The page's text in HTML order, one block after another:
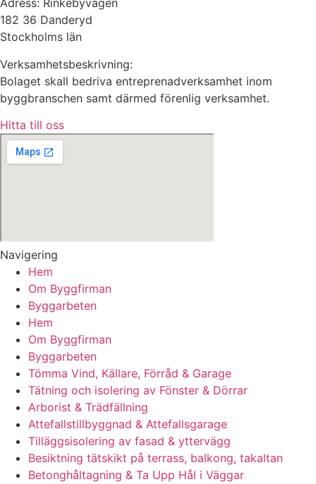
Adress: Rinkebyvägen
182 36 Danderyd
Stockholms län
Verksamhetsbeskrivning:
Bolaget skall bedriva entreprenadverksamhet inom
byggbranschen samt därmed förenlig verksamhet.
Hitta till oss
Navigering
Hem
Om Byggfirman
Byggarbeten
Hem
Om Byggfirman
Byggarbeten
Tömma Vind, Källare, Förråd & Garage
Tätning och isolering av Fönster & Dörrar
Arborist & Trädfällning
Attefallstillbyggnad & Attefallsgarage
Tilläggsisolering av fasad & yttervägg
Besiktning tätskikt på terrass, balkong, takaltan
Betonghåltagning & Ta Upp Hål i Väggar